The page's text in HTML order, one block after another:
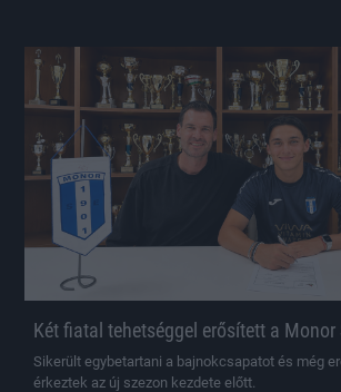
Két fiatal tehetséggel erősített a Monor
Sikerült egybetartani a bajnokcsapatot és még
érkeztek az új szezon kezdete előtt.